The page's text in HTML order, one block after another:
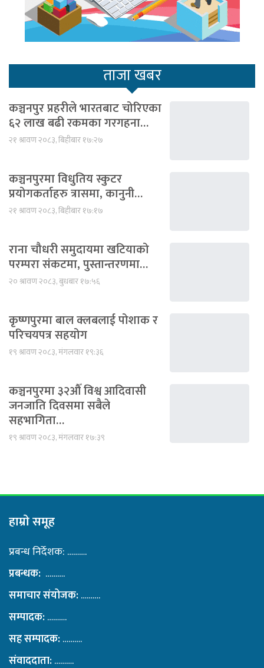
ताजा खबर
कञ्चनपुर प्रहरीले भारतबाट चोरिएका
६२ लाख बढी रकमका गरगहना…
२१ श्रावण २०८३, बिहीबार १७:२७
कञ्चनपुरमा विधुतिय स्कुटर
प्रयोगकर्ताहरु त्रासमा, कानुनी…
२१ श्रावण २०८३, बिहीबार १७:१७
राना चौधरी समुदायमा खटियाको
परम्परा संकटमा, पुस्तान्तरणमा…
२० श्रावण २०८३, बुधबार १७:५६
कृष्णपुरमा बाल क्लबलाई पोशाक र
परिचयपत्र सहयोग
१९ श्रावण २०८३, मंगलवार १९:३६
कञ्चनपुरमा ३२औँ विश्व आदिवासी
जनजाति दिवसमा सबैले
सहभागिता…
१९ श्रावण २०८३, मंगलवार १७:३९
हाम्राे समूह
प्रबन्ध निर्देशक: ……….
प्रबन्धक: ……….
समाचार संयोजक:……….
सम्पादक:……….
सह सम्पादक:……….
संवाददाता:……….